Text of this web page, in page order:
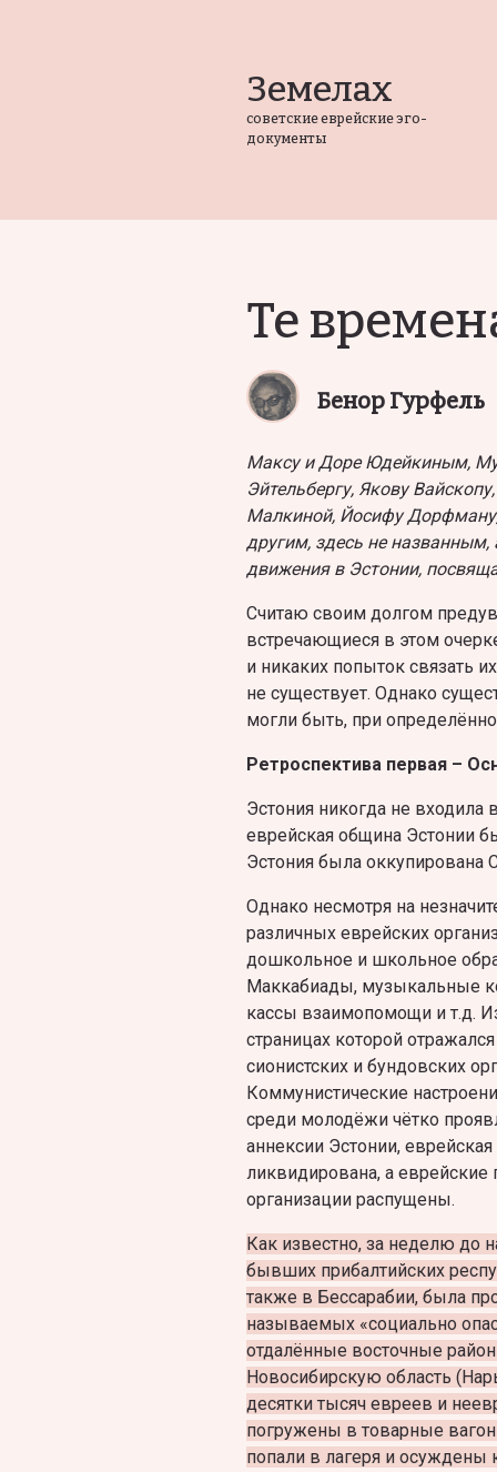
Земелах
советские еврейские эго-
документы
Те
Бенор Гурфель
Максу и Доре Юдейкиным,
Эйтельбергу, Якову
Малкиной, Йосифу
другим, здесь не названным,
движения в Эстонии,
Считаю своим долгом
встречающиеся в этом
и никаких попыток связать
не существует. Однако
могли быть, при
Ретроспектива первая –
Эстония никогда не входила
еврейская община Эстонии
Эстония была оккупирована
Однако несмотря на
различных еврейских
дошкольное и школьное
Маккабиады, музыкальные
кассы взаимопомощи и т.д.
страницах которой
сионистских и бундовских
Коммунистические
среди молодёжи чётко
аннексии Эстонии,
ликвидирована, а еврейские
организации распущены.
Как известно, за неделю до
бывших прибалтийских
также в Бессарабии, была
называемых «социально
отдалённые восточные
Новосибирскую область
десятки тысяч евреев и
погружены в товарные
попали в лагеря и осуждены